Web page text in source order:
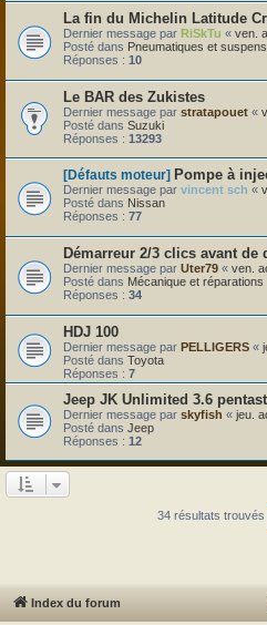
La fin du Michelin Latitude
Dernier message par RiSkTu « ven.
Posté dans Pneumatiques et
Réponses : 10
Le BAR des Zukistes
Dernier message par stratapouet «
Posté dans Suzuki
Réponses : 13293
[Défauts moteur] Pompe à
Dernier message par vincent sch «
Posté dans Nissan
Réponses : 77
Démarreur 2/3 clics avant de
Dernier message par Uter79 « ven.
Posté dans Mécanique et réparations
Réponses : 34
HDJ 100
Dernier message par PELLIGERS «
Posté dans Toyota
Réponses : 7
Jeep JK Unlimited 3.6
Dernier message par skyfish « jeu.
Posté dans Jeep
Réponses : 12
34 résultats trouvés
Index du forum